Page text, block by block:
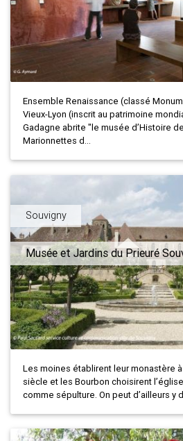
Ensemble Renaissance (classé
Vieux-Lyon (inscrit au patrimoine
Gadagne abrite "le musée d’Histoire
Marionnettes d...
Souvigny
Musée et Jardins du Prieuré
Les moines établirent leur monastère
siècle et les Bourbon choisirent
comme sépulture. On peut d’ailleurs y